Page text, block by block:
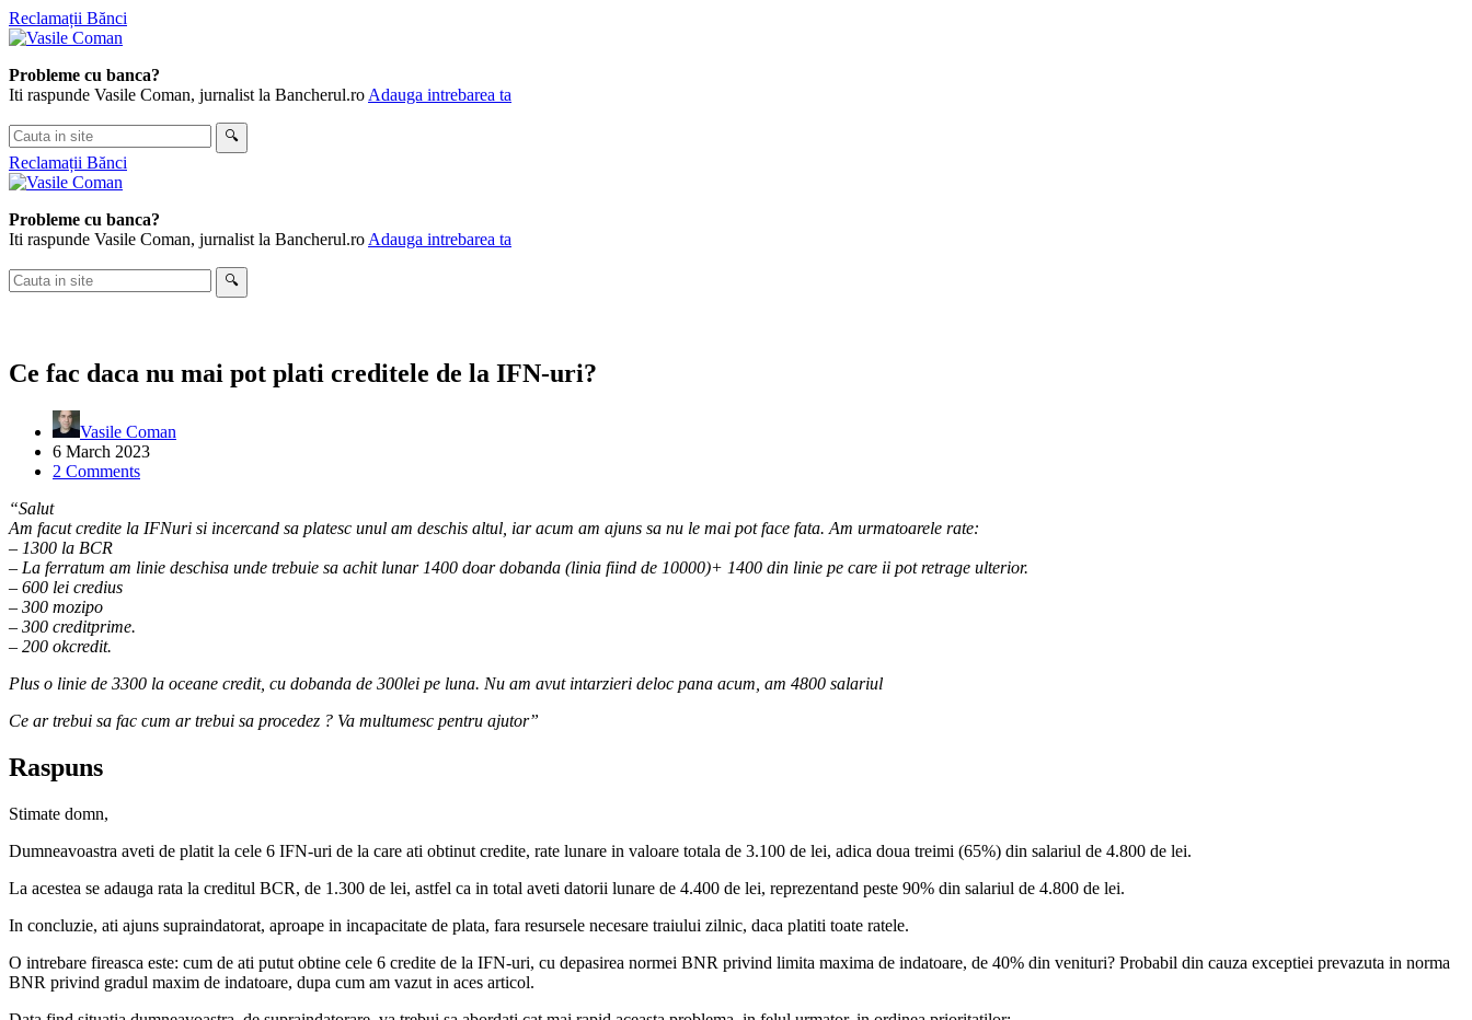
Skip
to
Reclamații Bănci
Probleme cu banca?
Iti raspunde Vasile Coman, jurnalist la Bancherul.ro Adauga intrebarea ta
Cauta
in
site
🔍
Reclamații Bănci
Probleme cu banca?
Iti raspunde Vasile Coman, jurnalist la Bancherul.ro Adauga intrebarea ta
Cauta
in
🔍
Ce fac daca nu mai pot plati creditele de la IFN-uri?
Vasile Coman
6 March 2023
2 Comments
“Salut
Am facut credite la IFNuri si incercand sa platesc unul am deschis altul, iar acum am ajuns sa nu le mai pot face fata. Am urmatoarele rate:
– 1300 la BCR
– La ferratum am linie deschisa unde trebuie sa achit lunar 1400 doar dobanda (linia fiind de 10000)+ 1400 din linie pe care ii pot retrage ulterior.
– 600 lei credius
– 300 mozipo
– 300 creditprime.
– 200 okcredit.
Plus o linie de 3300 la oceane credit, cu dobanda de 300lei pe luna. Nu am avut intarzieri deloc pana acum, am 4800 salariul
Ce ar trebui sa fac cum ar trebui sa procedez ? Va multumesc pentru ajutor”
Raspuns
Stimate domn,
Dumneavoastra aveti de platit la cele 6 IFN-uri de la care ati obtinut credite, rate lunare in valoare totala de 3.100 de lei, adica doua treimi (65%) din salariul de 4.800 de lei.
La acestea se adauga rata la creditul BCR, de 1.300 de lei, astfel ca in total aveti datorii lunare de 4.400 de lei, reprezentand peste 90% din salariul de 4.800 de lei.
In concluzie, ati ajuns supraindatorat, aproape in incapacitate de plata, fara resursele necesare traiului zilnic, daca platiti toate ratele.
O intrebare fireasca este: cum de ati putut obtine cele 6 credite de la IFN-uri, cu depasirea normei BNR privind limita maxima de indatoare, de 40% din venituri? Probabil din cauza exceptiei prevazuta in norma
BNR privind gradul maxim de indatoare, dupa cum am vazut in aces articol.